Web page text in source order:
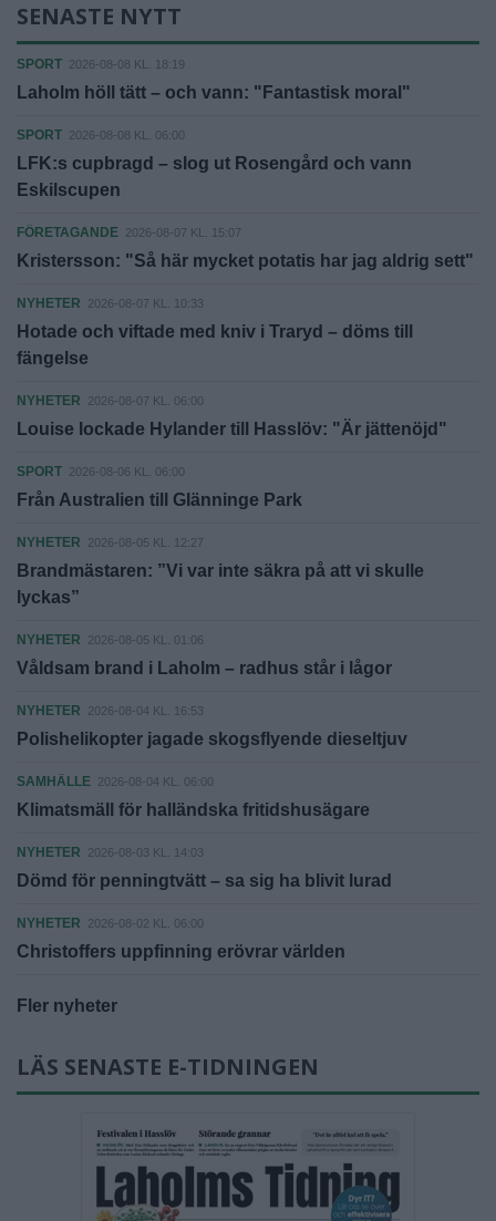
SENASTE NYTT
SPORT 2026-08-08 KL. 18:19
Laholm höll tätt – och vann: "Fantastisk moral"
SPORT 2026-08-08 KL. 06:00
LFK:s cupbragd – slog ut Rosengård och vann
Eskilscupen
FÖRETAGANDE 2026-08-07 KL. 15:07
Kristersson: "Så här mycket potatis har jag aldrig sett"
NYHETER 2026-08-07 KL. 10:33
Hotade och viftade med kniv i Traryd – döms till
fängelse
NYHETER 2026-08-07 KL. 06:00
Louise lockade Hylander till Hasslöv: "Är jättenöjd"
SPORT 2026-08-06 KL. 06:00
Från Australien till Glänninge Park
NYHETER 2026-08-05 KL. 12:27
Brandmästaren: ”Vi var inte säkra på att vi skulle
lyckas”
NYHETER 2026-08-05 KL. 01:06
Våldsam brand i Laholm – radhus står i lågor
NYHETER 2026-08-04 KL. 16:53
Polishelikopter jagade skogsflyende dieseltjuv
SAMHÄLLE 2026-08-04 KL. 06:00
Klimatsmäll för halländska fritidshusägare
NYHETER 2026-08-03 KL. 14:03
Dömd för penningtvätt – sa sig ha blivit lurad
NYHETER 2026-08-02 KL. 06:00
Christoffers uppfinning erövrar världen
Fler nyheter
LÄS SENASTE E-TIDNINGEN